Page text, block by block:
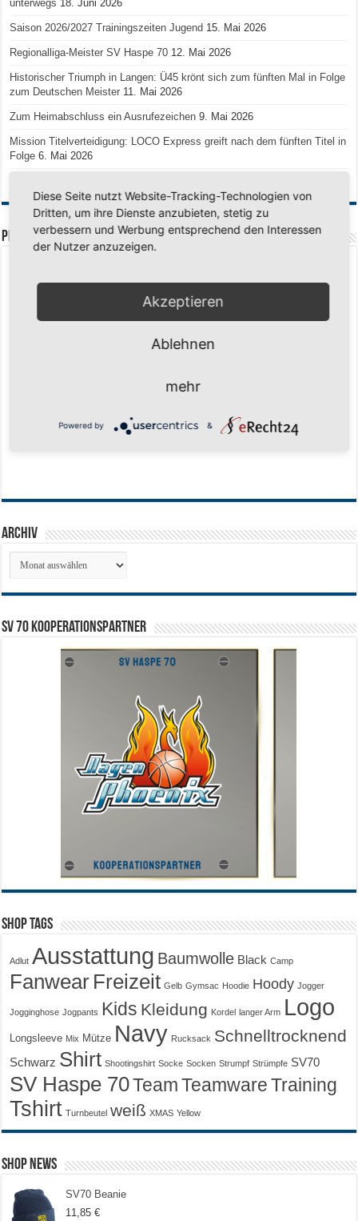
unterwegs 18. Juni 2026
Saison 2026/2027 Trainingszeiten Jugend 15. Mai 2026
Regionalliga-Meister SV Haspe 70 12. Mai 2026
Historischer Triumph in Langen: Ü45 krönt sich zum fünften Mal in Folge
zum Deutschen Meister 11. Mai 2026
Zum Heimabschluss ein Ausrufezeichen 9. Mai 2026
Mission Titelverteidigung: LOCO Express greift nach dem fünften Titel in
Folge 6. Mai 2026
PREMIUMPARTNER
Archiv
Archiv
SV 70 Kooperationspartner
Shop Tags
Adlut Ausstattung Baumwolle Black Camp
Fanwear Freizeit Gelb Gymsac Hoodie Hoody Jogger
Jogginghose Jogpants Kids Kleidung Kordel langer Arm Logo
Longsleeve Mix Mütze Navy Rucksack Schnelltrocknend
Schwarz Shirt Shootingshirt Socke Socken Strumpf Strümpfe SV70
SV Haspe 70Team Teamware Training
Tshirt Turnbeutel weiß XMAS Yellow
Shop News
SV70 Beanie
11,85€
Diese Seite nutzt Website-Tracking-Technologien von
Dritten, um ihre Dienste anzubieten, stetig zu
verbessern und Werbung entsprechend den Interessen
der Nutzer anzuzeigen.
Akzeptieren
Ablehnen
mehr
Powered by &